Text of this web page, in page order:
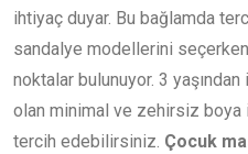
ihtiyaç duyar. Bu bağlamda
sandalye modellerini
noktalar bulunuyor. 3
olan minimal ve zehirsiz boya
tercih edebilirsiniz. Çocuk